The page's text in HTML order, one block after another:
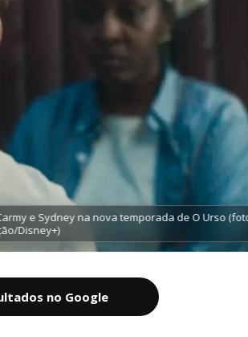
e Sydney na nova temporada de O Urso
Disney+)
no Google